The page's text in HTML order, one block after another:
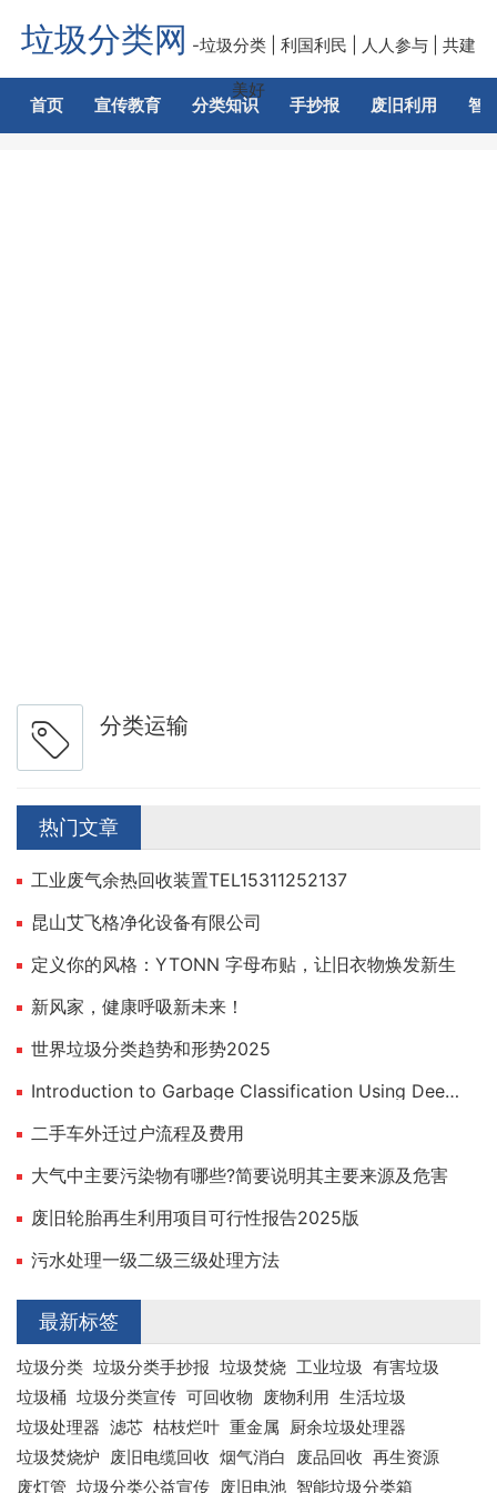
垃圾分类网 -垃圾分类 | 利国利民 | 人人参与 | 共建
美好
首页 宣传教育 分类知识 手抄报 废旧利用 智
分类运输
热门文章
工业废气余热回收装置TEL15311252137
昆山艾飞格净化设备有限公司
定义你的风格：YTONN 字母布贴，让旧衣物焕发新生
新风家，健康呼吸新未来！
世界垃圾分类趋势和形势2025
Introduction to Garbage Classification Using Deep Learning
二手车外迁过户流程及费用
大气中主要污染物有哪些?简要说明其主要来源及危害
废旧轮胎再生利用项目可行性报告2025版
污水处理一级二级三级处理方法
最新标签
垃圾分类 垃圾分类手抄报 垃圾焚烧 工业垃圾 有害垃圾
垃圾桶 垃圾分类宣传 可回收物 废物利用 生活垃圾
垃圾处理器 滤芯 枯枝烂叶 重金属 厨余垃圾处理器
垃圾焚烧炉 废旧电缆回收 烟气消白 废品回收 再生资源
废灯管 垃圾分类公益宣传 废旧电池 智能垃圾分类箱